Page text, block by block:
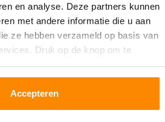
en analyse. Deze partners kunnen
met andere informatie die u aan
ze hebben verzameld op basis van
Druk op de knop om te
Accepteren